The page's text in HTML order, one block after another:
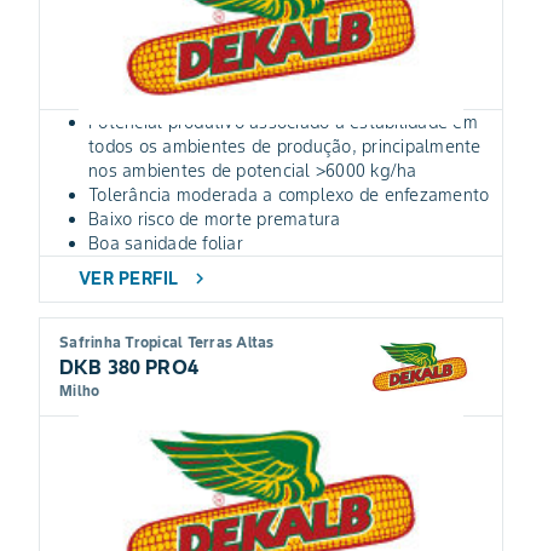
Potencial produtivo associado a estabilidade em
todos os ambientes de produção, principalmente
nos ambientes de potencial >6000 kg/ha
Tolerância moderada a complexo de enfezamento
Baixo risco de morte prematura
Boa sanidade foliar
VER PERFIL
chevron_right
Safrinha Tropical Terras Altas
DKB 380 PRO4
Milho